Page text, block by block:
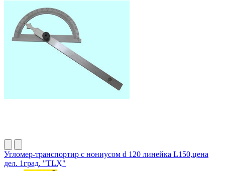
Угломер-транспортир с нониусом d 120 линейка L150,цена
дел. 1град. "TLX"